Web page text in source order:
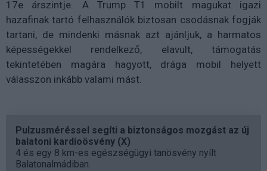
17e árszintje. A Trump T1 mobilt magukat igazi
hazafinak tartó felhasználók biztosan csodásnak fogják
tartani, de mindenki másnak azt ajánljuk, a harmatos
képességekkel rendelkező, elavult, támogatás
tekintetében magára hagyott, drága mobil helyett
válasszon inkább valami mást.
Pulzusméréssel segíti a biztonságos mozgást az új
balatoni kardioösvény (X)
4 és egy 8 km-es egészségügyi tanösvény nyílt
Balatonalmádiban.